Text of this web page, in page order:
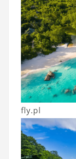
fly.pl